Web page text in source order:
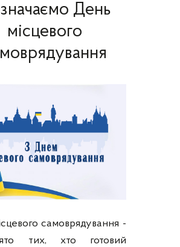
День
місцевого
самоврядування -
тих, хто готовий